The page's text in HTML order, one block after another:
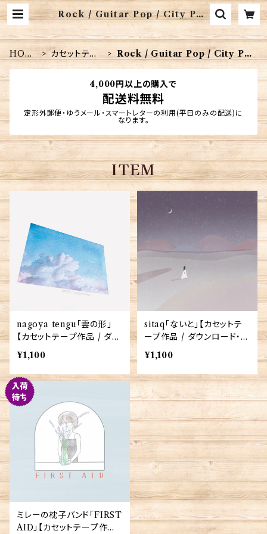
Rock / Guitar Pop / City Pop
| 音楽CD販売 珈琲マインド
HOM
E
カセットテー
プ
Rock / Guitar Pop / City Po
p
4,000円以上の購入で
配送料無料
定形外郵便・ゆうメール・スマートレターの利用(平日のみの配送)に
なります。
ITEM
nagoya tengu「雲の形」
【カセットテープ作品 / ダウ
ンロード・コード付き】
¥1,100
sitaq「ないと」【カセットテ
ープ作品 / ダウンロード・コ
ード付き】
¥1,100
ミレーの枕子バンド「FIRST
AID」【カセットテープ作品 /